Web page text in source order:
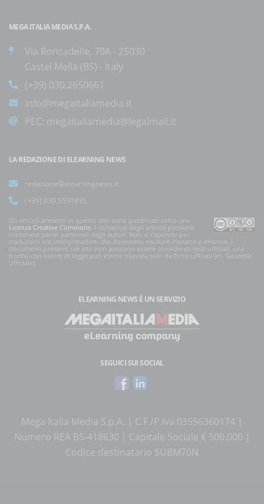
MEGA ITALIA MEDIA S.P.A.
Via Roncadelle, 70A - 25030
Castel Mella (BS) - Italy
(+39) 030.2650661
info@megaitaliamedia.it
PEC: megaitaliamedia@legalmail.it
LA REDAZIONE DI ELEARNING NEWS
redazione@elearningnews.it
(+39) 030.5531835
Gli articoli presenti in questo sito sono pubblicati sotto una
Licenza Creative Commons. I contenuti degli articoli possono
contenere pareri personali degli autori. Non si risponde per
traduzioni e/o interpretazioni che dovessero risultare inesatte o erronee. I
documenti presenti nel sito non possono essere considerati testi ufficiali, una
norma con valore di legge può essere ricavata solo da fonti ufficiali (es. Gazzetta
Ufficiale).
ELEARNING NEWS È UN SERVIZIO
SEGUICI SUI SOCIAL
Mega Italia Media S.p.A. | C.F./P.Iva 03556360174 |
Numero REA BS-418630 | Capitale Sociale € 500.000 |
Codice destinatario SUBM70N